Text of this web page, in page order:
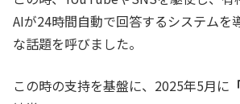
AIが24時間自動で回答するシステムを
な話題を呼びました。
この時の支持を基盤に、2025年5月に